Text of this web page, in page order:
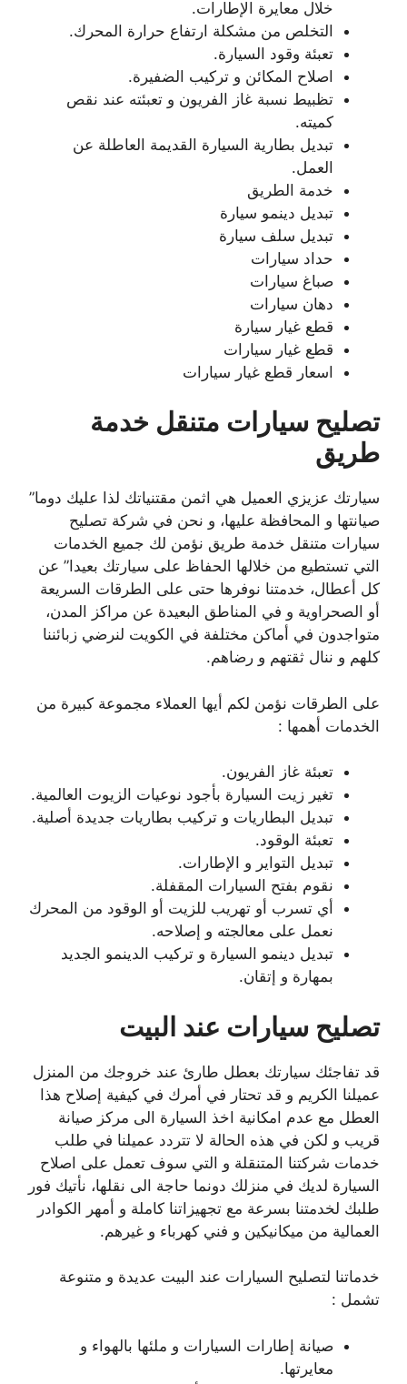
خلال معايرة الإطارات.
التخلص من مشكلة ارتفاع حرارة المحرك.
تعبئة وقود السيارة.
اصلاح المكائن و تركيب الضفيرة.
تظبيط نسبة غاز الفريون و تعبئته عند نقص
كميته.
تبديل بطارية السيارة القديمة العاطلة عن
العمل.
خدمة الطريق
تبديل دينمو سيارة
تبديل سلف سيارة
حداد سيارات
صباغ سيارات
دهان سيارات
قطع غيار سيارة
قطع غيار سيارات
اسعار قطع غيار سيارات
تصليح سيارات متنقل خدمة
طريق
سيارتك عزيزي العميل هي اثمن مقتنياتك لذا عليك دوما”
صيانتها و المحافظة عليها، و نحن في شركة تصليح
سيارات متنقل خدمة طريق نؤمن لك جميع الخدمات
التي تستطيع من خلالها الحفاظ على سيارتك بعيدا” عن
كل أعطال، خدمتنا نوفرها حتى على الطرقات السريعة
أو الصحراوية و في المناطق البعيدة عن مراكز المدن،
متواجدون في أماكن مختلفة في الكويت لنرضي زبائننا
كلهم و ننال ثقتهم و رضاهم.
على الطرقات نؤمن لكم أيها العملاء مجموعة كبيرة من
الخدمات أهمها :
تعبئة غاز الفريون.
تغير زيت السيارة بأجود نوعيات الزيوت العالمية.
تبديل البطاريات و تركيب بطاريات جديدة أصلية.
تعبئة الوقود.
تبديل التواير و الإطارات.
نقوم بفتح السيارات المقفلة.
أي تسرب أو تهريب للزيت أو الوقود من المحرك
نعمل على معالجته و إصلاحه.
تبديل دينمو السيارة و تركيب الدينمو الجديد
بمهارة و إتقان.
تصليح سيارات عند البيت
قد تفاجئك سيارتك بعطل طارئ عند خروجك من المنزل
عميلنا الكريم و قد تحتار في أمرك في كيفية إصلاح هذا
العطل مع عدم امكانية اخذ السيارة الى مركز صيانة
قريب و لكن في هذه الحالة لا تتردد عميلنا في طلب
خدمات شركتنا المتنقلة و التي سوف تعمل على اصلاح
السيارة لديك في منزلك دونما حاجة الى نقلها، نأتيك فور
طلبك لخدمتنا بسرعة مع تجهيزاتنا كاملة و أمهر الكوادر
العمالية من ميكانيكين و فني كهرباء و غيرهم.
خدماتنا لتصليح السيارات عند البيت عديدة و متنوعة
تشمل :
صيانة إطارات السيارات و ملئها بالهواء و
معايرتها.